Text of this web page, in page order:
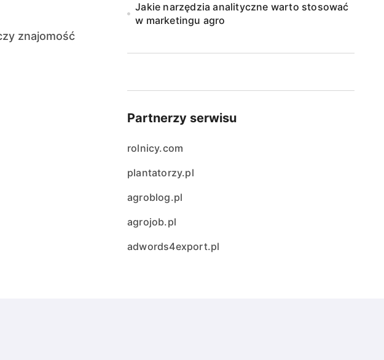
Jakie narzędzia analityczne warto stosować
w marketingu agro
Partnerzy serwisu
rolnicy.com
plantatorzy.pl
agroblog.pl
agrojob.pl
adwords4export.pl